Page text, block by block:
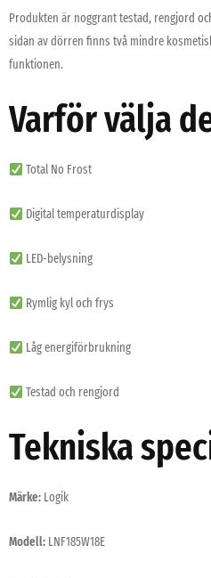
Produkten är noggrant testad, rengjord
sidan av dörren finns två mindre
funktionen.
Varför välja
Total No Frost
Digital temperaturdisplay
LED-belysning
Rymlig kyl och frys
Låg energiförbrukning
Testad och rengjord
Tekniska
Märke: Logik
Modell: LNF185W18E